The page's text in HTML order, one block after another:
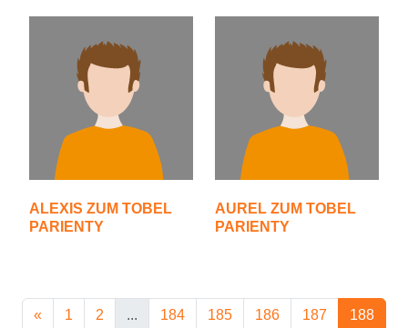
ALEXIS ZUM TOBEL
PARIENTY
AUREL ZUM TOBEL
PARIENTY
« 1 2 ... 184 185 186 187 188